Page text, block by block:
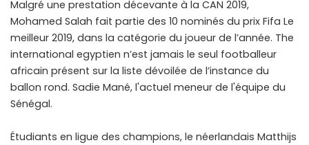
Malgré une prestation décevante à la CAN 2019,
Mohamed Salah fait partie des 10 nominés du prix Fifa Le
meilleur 2019, dans la catégorie du joueur de l’année. The
international egyptien n’est jamais le seul footballeur
africain présent sur la liste dévoilée de l’instance du
ballon rond. Sadie Mané, l'actuel meneur de l'équipe du
Sénégal.
Étudiants en ligue des champions, le néerlandais Matthijs